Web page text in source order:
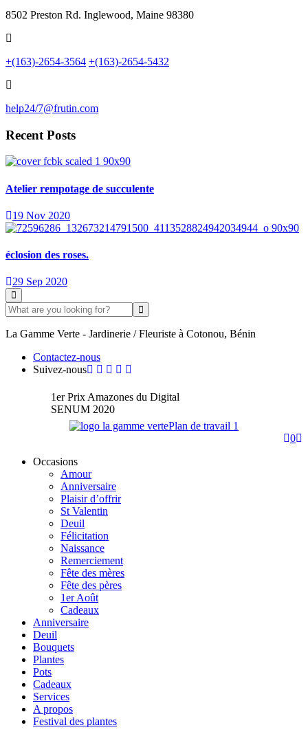
8502 Preston Rd. Inglewood, Maine 98380
+(163)-2654-3564 +(163)-2654-5432
help24/7@frutin.com
Recent Posts
Atelier rempotage de succulente
19 Nov 2020
éclosion des roses.
29 Sep 2020
La Gamme Verte - Jardinerie / Fleuriste à Cotonou, Bénin
Contactez-nous
Suivez-nous
1er Prix Amazones du Digital
SENUM 2020
0
Occasions
Amour
Anniversaire
Plaisir d’offrir
St Valentin
Deuil
Félicitation
Naissance
Remerciement
Fête des mères
Fête des pères
1er Août
Cadeaux
Anniversaire
Deuil
Bouquets
Plantes
Pots
Cadeaux
Services
A propos
Festival des plantes